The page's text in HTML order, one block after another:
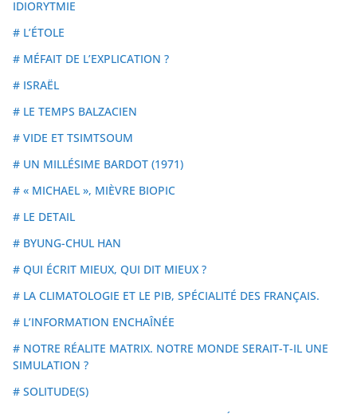
IDIORYTMIE
# L’ÉTOLE
# MÉFAIT DE L’EXPLICATION ?
# ISRAËL
# LE TEMPS BALZACIEN
# VIDE ET TSIMTSOUM
# UN MILLÉSIME BARDOT (1971)
# « MICHAEL », MIÈVRE BIOPIC
# LE DETAIL
# BYUNG-CHUL HAN
# QUI ÉCRIT MIEUX, QUI DIT MIEUX ?
# LA CLIMATOLOGIE ET LE PIB, SPÉCIALITÉ DES FRANÇAIS.
# L’INFORMATION ENCHAÎNÉE
# NOTRE RÉALITE MATRIX. NOTRE MONDE SERAIT-T-IL UNE
SIMULATION ?
# SOLITUDE(S)